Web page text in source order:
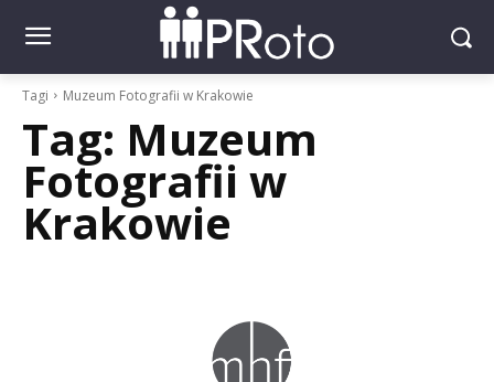
Tagi Muzeum Fotografii w Krakowie
Tag: Muzeum
Fotografii w
Krakowie